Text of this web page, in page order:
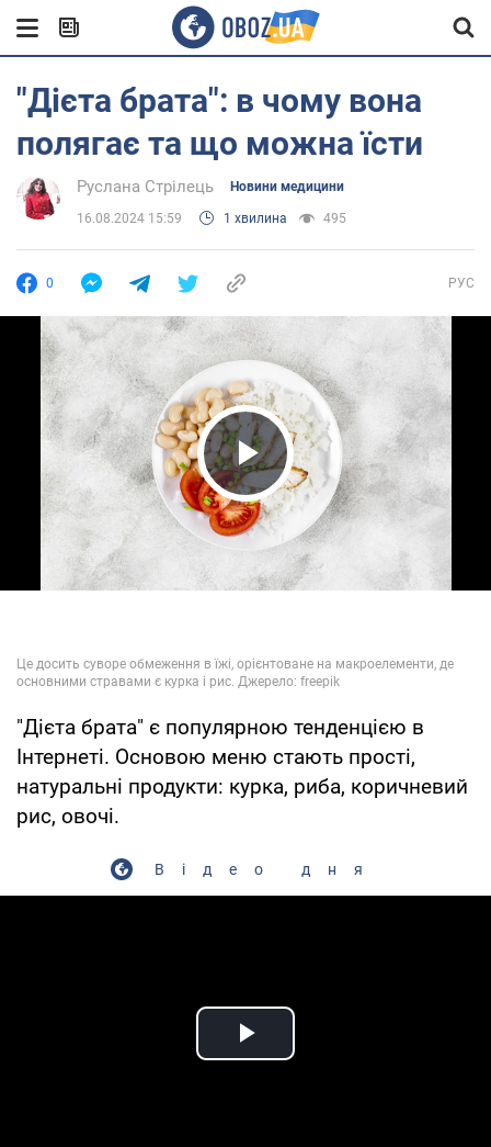
"Дієта брата": в чому вона
полягає та що можна їсти
Руслана Стрілець Новини медицини
16.08.2024 15:59 1 хвилина 495
0 РУС
Play Video
"Дієта брата" є популярною тенденцією в
Інтернеті. Основою меню стають прості,
натуральні продукти: курка, риба, коричневий
рис, овочі.
Відео дня
Play Video